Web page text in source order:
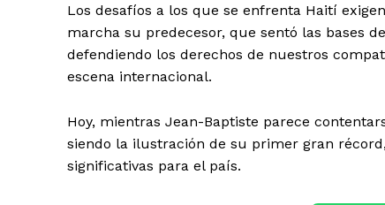
Los desafíos a los que se enfrenta Haití
marcha su predecesor, que sentó las bases
defendiendo los derechos de nuestros
escena internacional.
Hoy, mientras Jean-Baptiste parece
siendo la ilustración de su primer gran
significativas para el país.